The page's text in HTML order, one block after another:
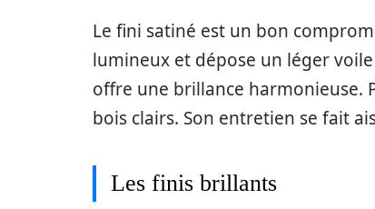
Le fini satiné est un bon
lumineux et dépose un léger voile
offre une brillance harmonieuse.
bois clairs. Son entretien se fait
Les finis brillants